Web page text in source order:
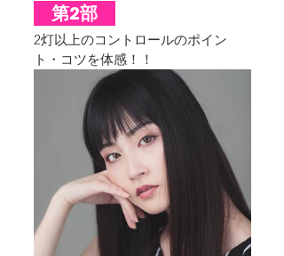
第2部
2灯以上のコントロールのポイン
ト・コツを体感！！